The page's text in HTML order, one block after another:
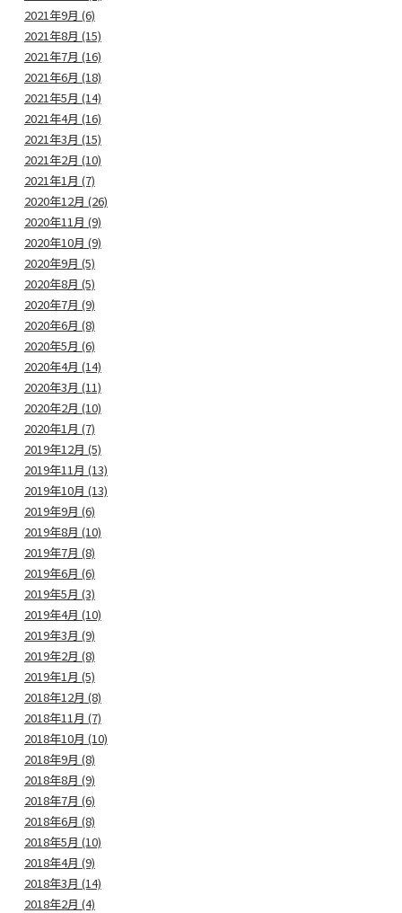
2021年9月 (6)
2021年8月 (15)
2021年7月 (16)
2021年6月 (18)
2021年5月 (14)
2021年4月 (16)
2021年3月 (15)
2021年2月 (10)
2021年1月 (7)
2020年12月 (26)
2020年11月 (9)
2020年10月 (9)
2020年9月 (5)
2020年8月 (5)
2020年7月 (9)
2020年6月 (8)
2020年5月 (6)
2020年4月 (14)
2020年3月 (11)
2020年2月 (10)
2020年1月 (7)
2019年12月 (5)
2019年11月 (13)
2019年10月 (13)
2019年9月 (6)
2019年8月 (10)
2019年7月 (8)
2019年6月 (6)
2019年5月 (3)
2019年4月 (10)
2019年3月 (9)
2019年2月 (8)
2019年1月 (5)
2018年12月 (8)
2018年11月 (7)
2018年10月 (10)
2018年9月 (8)
2018年8月 (9)
2018年7月 (6)
2018年6月 (8)
2018年5月 (10)
2018年4月 (9)
2018年3月 (14)
2018年2月 (4)